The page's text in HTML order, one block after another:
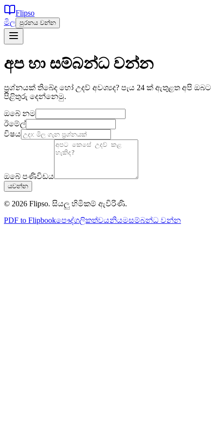
Flipso
මිල පුරනය වන්න
අප හා සම්බන්ධ වන්න
ප්‍රශ්නයක් තිබේද හෝ උදව් අවශ්‍යද? පැය 24 ක් ඇතුළත අපි ඔබට
පිළිතුරු දෙන්නෙමු.
ඔබේ නම
ඊමේල්
විෂය
ඔබේ පණිවිඩය
යවන්න
© 2026 Flipso. සියලු හිමිකම් ඇවිරිණි.
PDF to Flipbookපෞද්ගලිකත්වයනියමසම්බන්ධ වන්න